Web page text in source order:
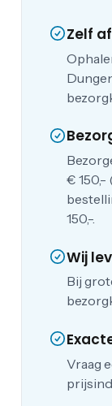
Zelf
€ 150,-
150,-.
Wij
Bij
Vraag